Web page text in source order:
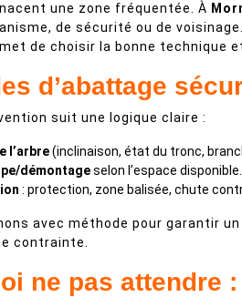
une zone fréquentée. À
de sécurité ou de
de choisir la bonne technique
d’abattage
suit une logique claire :
l’arbre(inclinaison, état du tronc,
démontageselon l’espace disponible.
: protection, zone balisée, chute
avec méthode pour garantir
contrainte.
ne pas attendre :